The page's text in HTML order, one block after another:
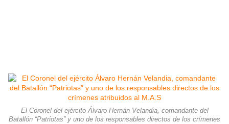
El Coronel del ejército Álvaro Hernán Velandia, comandante del
Batallón “Patriotas” y uno de los responsables directos de los crímenes